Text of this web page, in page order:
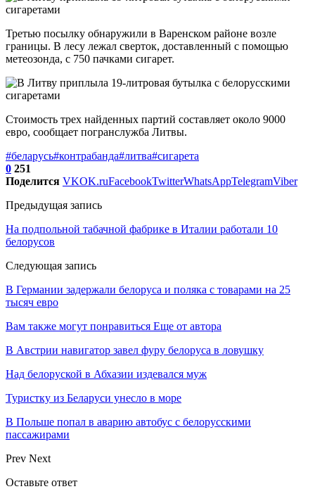
Третью посылку обнаружили в Варенском районе возле
границы. В лесу лежал сверток, доставленный с помощью
метеозонда, с 750 пачками сигарет.
Стоимость трех найденных партий составляет около 9000
евро, сообщает погранслужба Литвы.
#беларусь#контрабанда#литва#сигарета
0 251
Поделится VKOK.ruFacebookTwitterWhatsAppTelegramViber
Предыдущая запись
На подпольной табачной фабрике в Италии работали 10
белорусов
Следующая запись
В Германии задержали белоруса и поляка с товарами на 25
тысяч евро
Вам также могут понравиться Еще от автора
В Австрии навигатор завел фуру белоруса в ловушку
Над белоруской в Абхазии издевался муж
Туристку из Беларуси унесло в море
В Польше попал в аварию автобус с белорусскими
пассажирами
Prev Next
Оставьте ответ